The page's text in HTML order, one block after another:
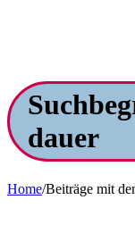
dauer
Home/Beiträge mit